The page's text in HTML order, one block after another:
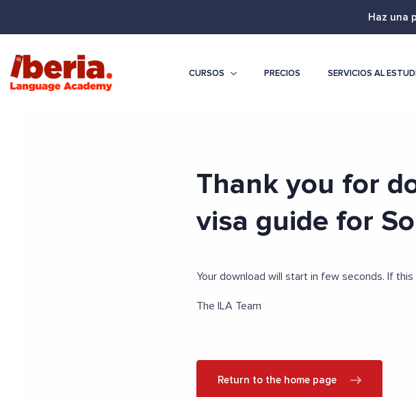
Haz una
CURSOS PRECIOS SERVICIOS AL
Thank you for
visa guide for
Your download will start in few seconds. If
The ILA Team
Return to the home page